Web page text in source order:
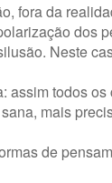
fora da
dos
Neste
assim todos os
mais
de